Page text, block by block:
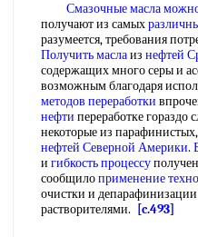
Смазочные масла
получают из самых
разумеется, требования
Получить маслаиз нефтей
содержащих много серы и
возможным благодаря
методов переработки
нефти переработке гораздо
некоторые из
нефтей Северной Америки.
и гибкость процессу
сообщилоприменение
очистки и
растворителями.
[c.493]